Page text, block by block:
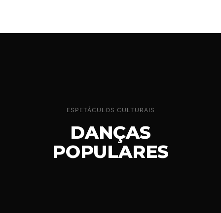
ESPETÁCULOS CULTURAIS
DANÇAS
POPULARES